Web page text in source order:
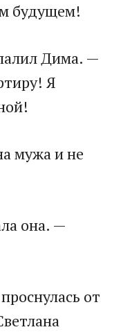
будущем!
Дима. —
Я
мужа и не
она. —
от